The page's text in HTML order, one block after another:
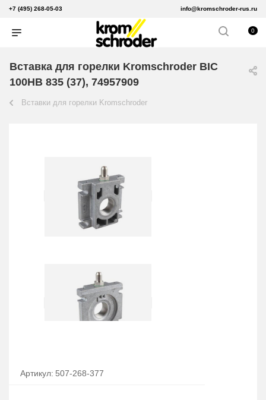
+7 (495) 268-05-03 info@kromschroder-rus.ru
0
Вставка для горелки Kromschroder BIC
100HB 835 (37), 74957909
Вставки для горелки Kromschroder
Артикул: 507-268-377